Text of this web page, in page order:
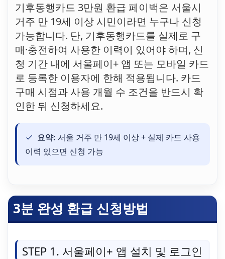
기후동행카드 3만원 환급 페이백은 서울시
거주 만 19세 이상 시민이라면 누구나 신청
가능합니다. 단, 기후동행카드를 실제로 구
매·충전하여 사용한 이력이 있어야 하며, 신
청 기간 내에 서울페이+ 앱 또는 모바일 카드
로 등록한 이용자에 한해 적용됩니다. 카드
구매 시점과 사용 개월 수 조건을 반드시 확
인한 뒤 신청하세요.
요약: 서울 거주 만 19세 이상 + 실제 카드 사용
이력 있으면 신청 가능
3분 완성 환급 신청방법
STEP 1. 서울페이+ 앱 설치 및 로그인